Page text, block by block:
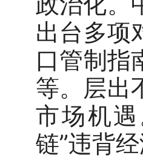
出台多项
口管制指
等。层出
市场机
链”违背